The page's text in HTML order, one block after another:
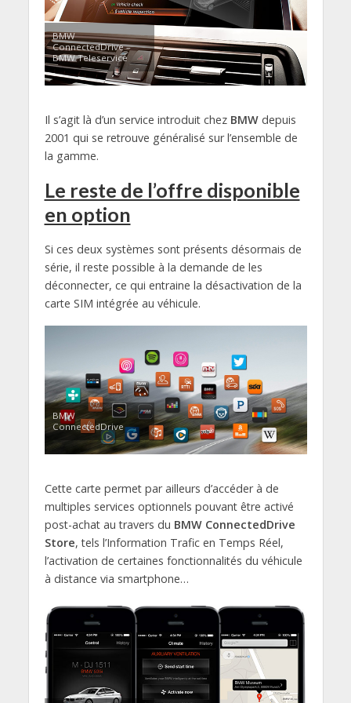
BMW
ConnectedDrive –
BMW Teleservice
Il s’agit là d’un service introduit chez BMWdepuis
2001 qui se retrouve généralisé sur l’ensemble de
la gamme.
Le reste de l’offre disponible
en option
Si ces deux systèmes sont présents désormais de
série, il reste possible à la demande de les
déconnecter, ce qui entraine la désactivation de la
carte SIM intégrée au véhicule.
BMW
ConnectedDrive
Cette carte permet par ailleurs d’accéder à de
multiples services optionnels pouvant être activé
post-achat au travers du BMW ConnectedDrive
Store, tels l’Information Trafic en Temps Réel,
l’activation de certaines fonctionnalités du véhicule
à distance via smartphone…